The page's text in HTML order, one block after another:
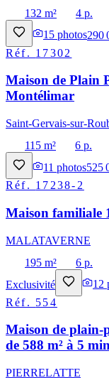
132 m²
4 p.
15 photos290
Réf. 17302
Maison de Plain
Montélimar
Saint-Gervais-sur-
115 m²
6 p.
11 photos525
Réf. 17238-2
Maison familiale
MALATAVERNE
195 m²
6 p.
Exclusivité
12
Réf. 554
Maison de plain-
de 588 m² à 5
PIERRELATTE